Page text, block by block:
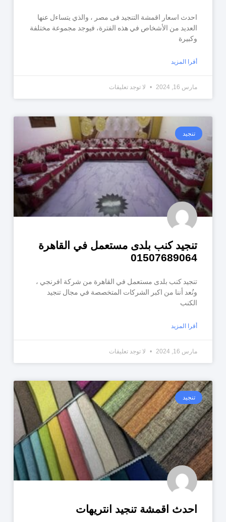
احدث اسعار اقمشة التنجيد فى مصر ، والذي يتساءل عنها
العديد من الأشخاص في هذه الفترة، فيوجد مجموعة مختلفة
وكبيرة
أقرا المزيد
مارس 16, 2024 لا توجد تعليقات
تنجيد
تنجيد كنب بلدى مستعمل في القاهرة
01507689064
تنجيد كنب بلدى مستعمل في القاهرة من شركة افرنجي ،
ونُعد أننا من اكبر الشركات المتخصصة في مجال تنجيد
الكنب
أقرا المزيد
مارس 16, 2024 لا توجد تعليقات
تنجيد
احدث اقمشة تنجيد انتريهات